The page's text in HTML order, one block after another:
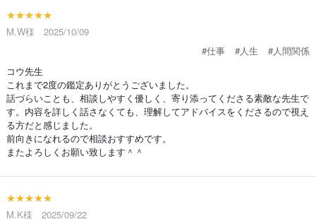
★★★★★
M.W様 2025/10/09
#仕事
#人生
#人間関係
コウ先生
これまで2度の鑑定ありがとうございました。
話づらいことも、相談しやすく優しく、寄り添ってくださる素敵な先生で
す。内容を詳しく話さなくても、理解してアドバイスをくださるので視え
る方だと感じました。
前向きになれるので相談おすすめです。
またよろしくお願い致します＾＾
★★★★★
M.K様 2025/09/22